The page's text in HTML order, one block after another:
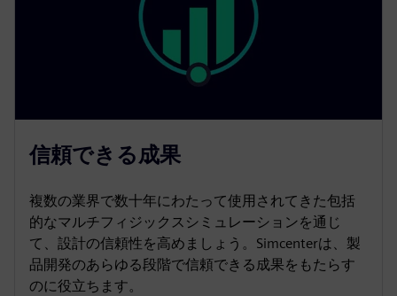
信頼できる成果
複数の業界で数十年にわたって使用されてきた包括
的なマルチフィジックスシミュレーションを通じ
て、設計の信頼性を高めましょう。Simcenterは、製
品開発のあらゆる段階で信頼できる成果をもたらす
のに役立ちます。